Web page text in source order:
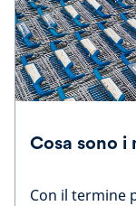
Cosa sono
Con il termine